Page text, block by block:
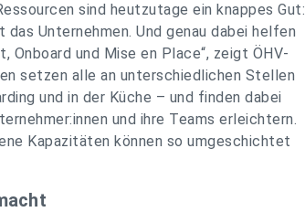
sind heutzutage ein knappes Gut:
Unternehmen. Und genau dabei helfen
Onboard und Mise en Place“, zeigt ÖHV-
setzen alle an unterschiedlichen Stellen
und in der Küche – und finden dabei
und ihre Teams erleichtern.
Kapazitäten können so umgeschichtet